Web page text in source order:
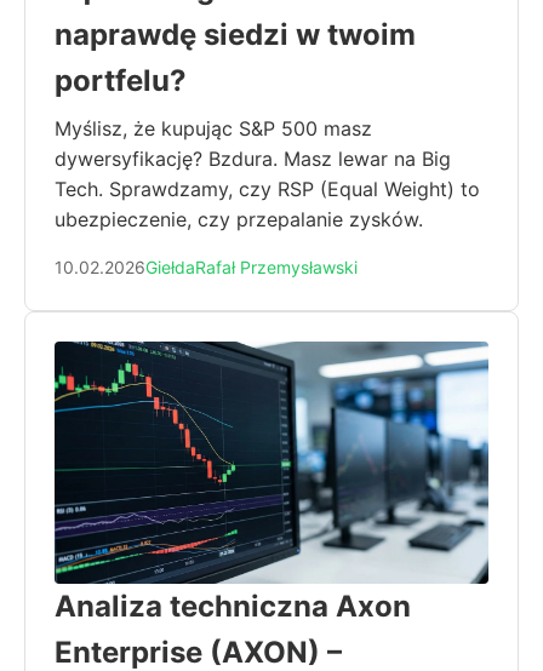
naprawdę siedzi w twoim
portfelu?
Myślisz, że kupując S&P 500 masz
dywersyfikację? Bzdura. Masz lewar na Big
Tech. Sprawdzamy, czy RSP (Equal Weight) to
ubezpieczenie, czy przepalanie zysków.
10.02.2026GiełdaRafał Przemysławski
Analiza techniczna Axon
Enterprise (AXON) –